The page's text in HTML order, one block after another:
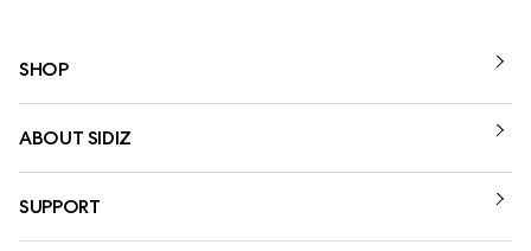
SHOP
ABOUT SIDIZ
SUPPORT